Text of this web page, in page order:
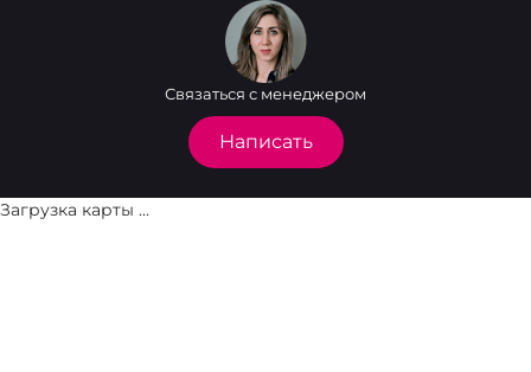
Связаться с менеджером
Написать
Загрузка карты ...